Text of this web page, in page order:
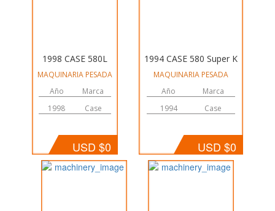
1998 CASE 580L
MAQUINARIA PESADA
Año
1998
Marca
Case
USD $0
1994 CASE 580 Super K
MAQUINARIA PESADA
Año
1994
Marca
Case
USD $0